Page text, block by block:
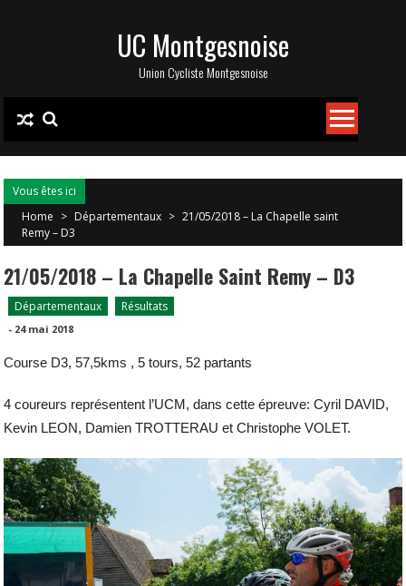
UC Montgesnoise
Union Cycliste Montgesnoise
Vous êtes ici
Home > Départementaux > 21/05/2018 – La Chapelle saint
Remy – D3
21/05/2018 – La Chapelle Saint Remy – D3
Départementaux Résultats
- 24 mai 2018
Course D3, 57,5kms , 5 tours, 52 partants
4 coureurs représentent l’UCM, dans cette épreuve: Cyril DAVID,
Kevin LEON, Damien TROTTERAU et Christophe VOLET.